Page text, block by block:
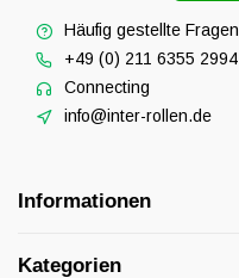
Häufig gestellte Fragen
+49 (0) 211 6355 2994
Connecting
info@inter-rollen.de
Informationen
Kategorien